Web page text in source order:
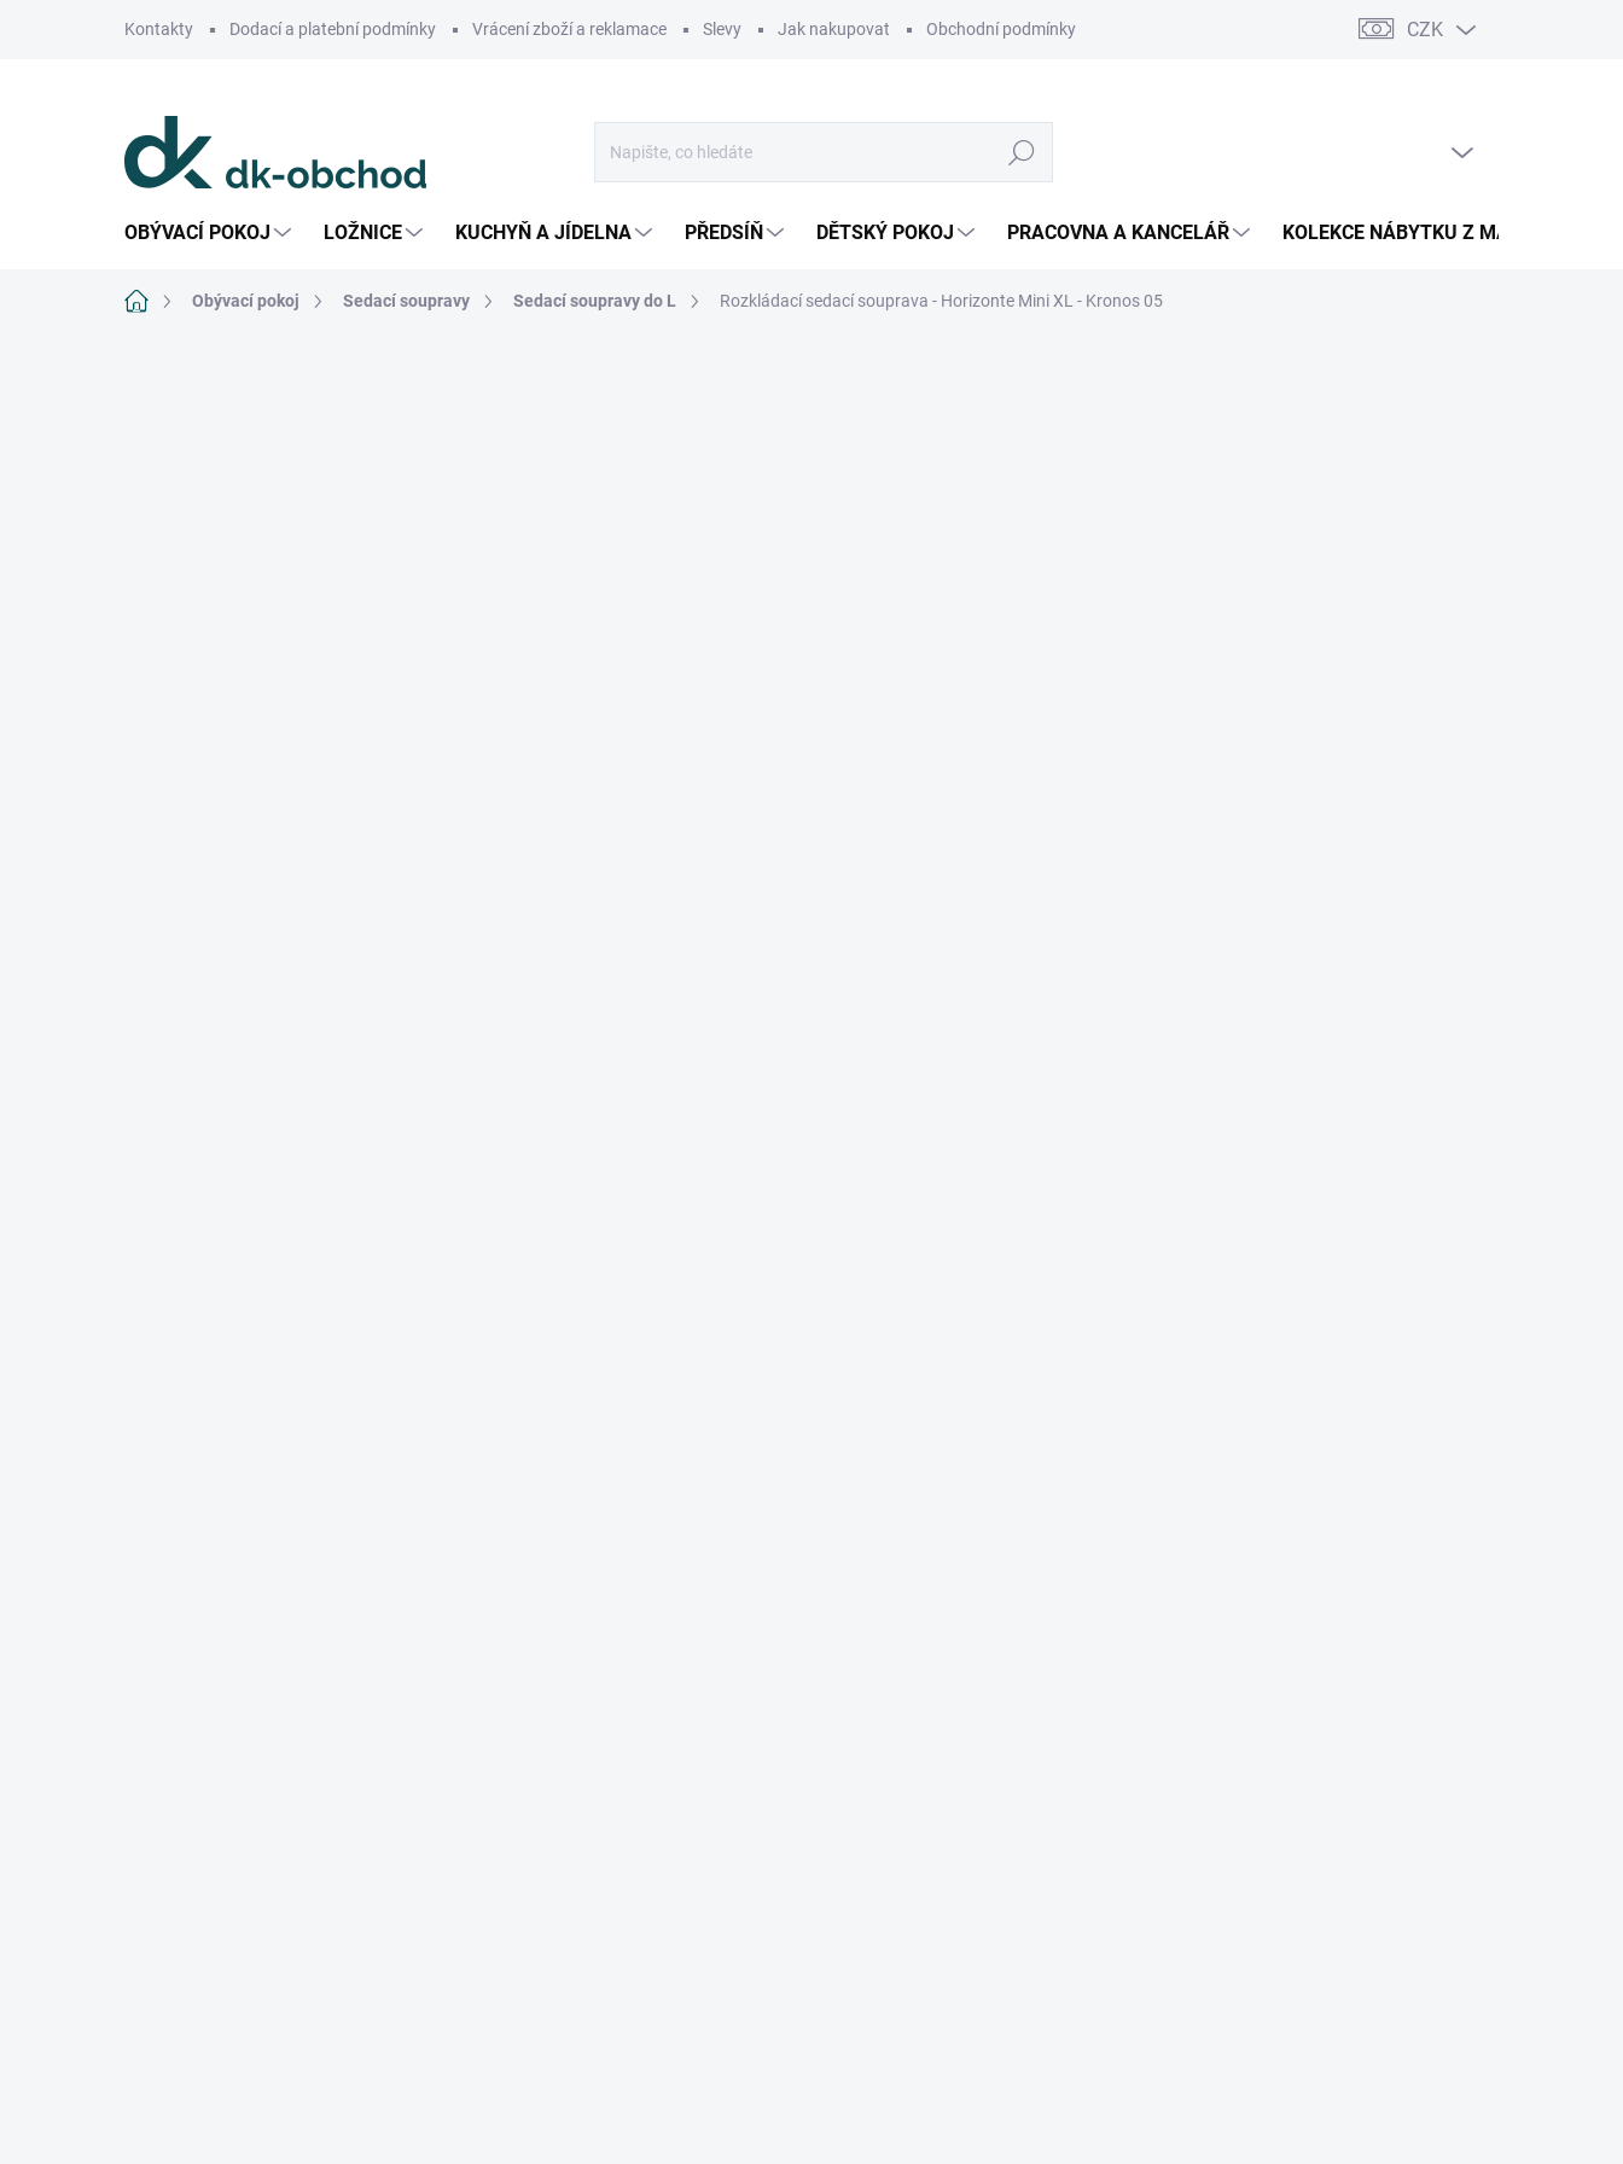
Kontakty Dodací a platební podmínky Vrácení zboží a reklamace Slevy Jak nakupovat Obchodní podmínky Podmínky ochrany osobních údajů Pojištění zásilky
CZK
Hledat
OBÝVACÍ POKOJ LOŽNICE KUCHYŇ A JÍDELNA PŘEDSÍŇ DĚTSKÝ POKOJ PRACOVNA A KANCELÁŘ KOLEKCE NÁBYTKU Z MASIVU
Domů Obývací pokoj Sedací soupravy Sedací soupravy do L Rozkládací sedací souprava - Horizonte Mini XL - Kronos 05